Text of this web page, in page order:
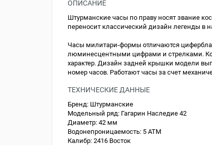
ОПИСАНИЕ
Штурманские часы по праву носят звание
переносит классический дизайн легенды в
Часы милитари-формы отличаются
люминесцентными цифрами и стрелками.
характер. Дизайн задней крышки модели
номер часов. Работают часы за счет
ТЕХНИЧЕСКИЕ ДАННЫЕ
Бренд: Штурманские
Модельный ряд: Гагарин Наследие 42
Диаметр: 42 мм
Водонепроницаемость: 5 ATM
Калибр: 2416 Восток